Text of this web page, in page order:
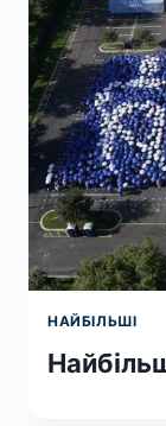
НАЙБІЛЬШІ